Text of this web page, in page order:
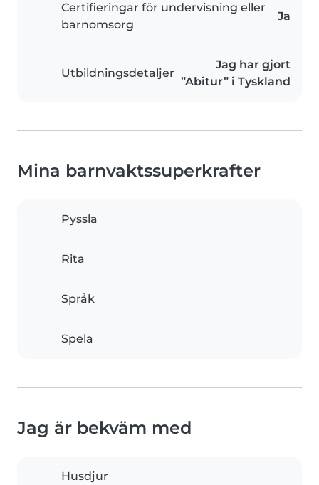
Certifieringar för undervisning eller
barnomsorg
Ja
Utbildningsdetaljer
Jag har gjort
”Abitur” i Tyskland
Mina barnvaktssuperkrafter
Pyssla
Rita
Språk
Spela
Jag är bekväm med
Husdjur